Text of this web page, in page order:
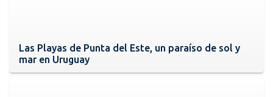
Las Playas de Punta del Este, un paraíso de sol y
mar en Uruguay